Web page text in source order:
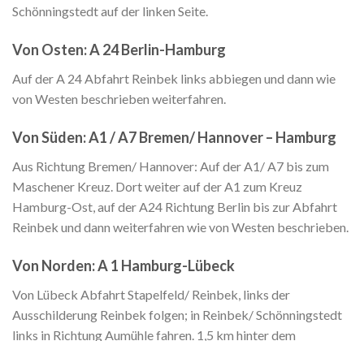
Schönningstedt auf der linken Seite.
Von Osten: A 24 Berlin-Hamburg
Auf der A 24 Abfahrt Reinbek links abbiegen und dann wie
von Westen beschrieben weiterfahren.
Von Süden: A1 / A7 Bremen/ Hannover – Hamburg
Aus Richtung Bremen/ Hannover: Auf der A1/ A7 bis zum
Maschener Kreuz. Dort weiter auf der A1 zum Kreuz
Hamburg-Ost, auf der A24 Richtung Berlin bis zur Abfahrt
Reinbek und dann weiterfahren wie von Westen beschrieben.
Von Norden: A 1 Hamburg-Lübeck
Von Lübeck Abfahrt Stapelfeld/ Reinbek, links der
Ausschilderung Reinbek folgen; in Reinbek/ Schönningstedt
links in Richtung Aumühle fahren. 1,5 km hinter dem